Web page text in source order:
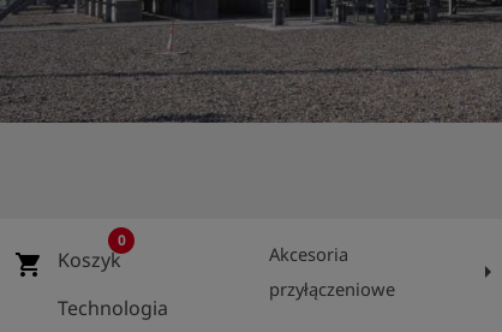
shieldRejestracja
shopping_cart Koszyk
0
Technologia
Akcesoria
przyłączeniowe
arrow_right